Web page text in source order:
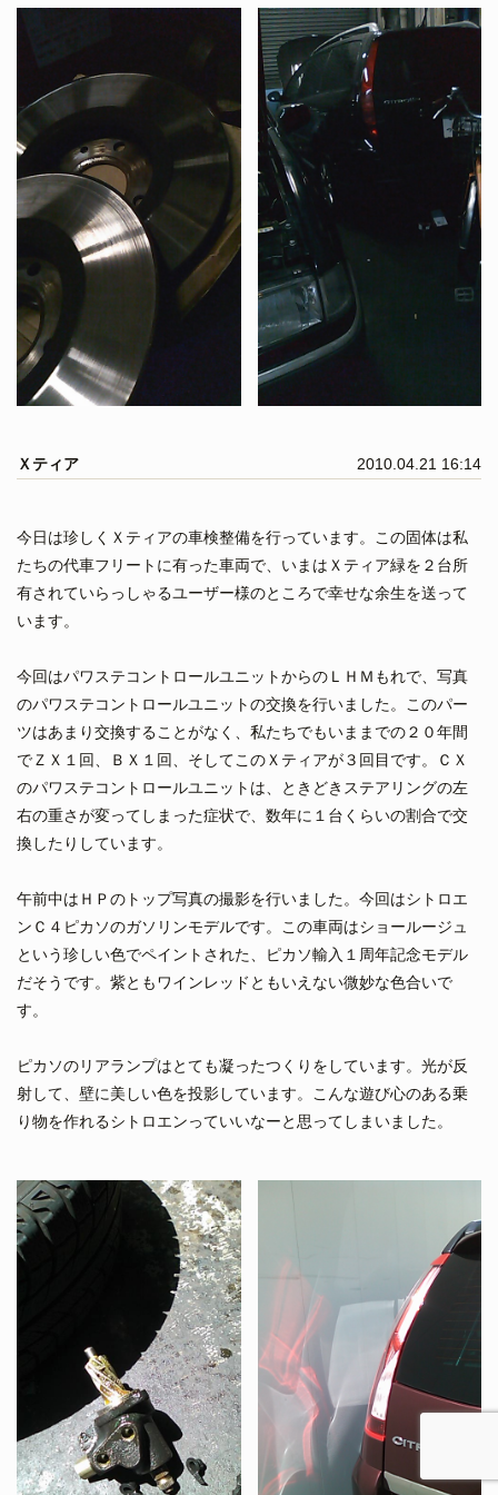
Ｘティア 2010.04.21 16:14
今日は珍しくＸティアの車検整備を行っています。この固体は私
たちの代車フリートに有った車両で、いまはＸティア緑を２台所
有されていらっしゃるユーザー様のところで幸せな余生を送って
います。
今回はパワステコントロールユニットからのＬＨＭもれで、写真
のパワステコントロールユニットの交換を行いました。このパー
ツはあまり交換することがなく、私たちでもいままでの２０年間
でＺＸ１回、ＢＸ１回、そしてこのＸティアが３回目です。ＣＸ
のパワステコントロールユニットは、ときどきステアリングの左
右の重さが変ってしまった症状で、数年に１台くらいの割合で交
換したりしています。
午前中はＨＰのトップ写真の撮影を行いました。今回はシトロエ
ンＣ４ピカソのガソリンモデルです。この車両はショールージュ
という珍しい色でペイントされた、ピカソ輸入１周年記念モデル
だそうです。紫ともワインレッドともいえない微妙な色合いで
す。
ピカソのリアランプはとても凝ったつくりをしています。光が反
射して、壁に美しい色を投影しています。こんな遊び心のある乗
り物を作れるシトロエンっていいなーと思ってしまいました。